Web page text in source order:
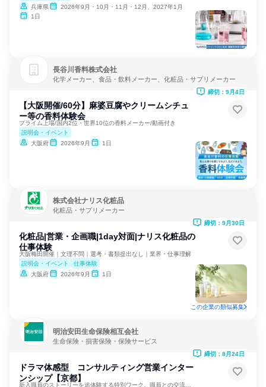
兵庫県
2026年9月・10月・11月・12月、2027年1月
1日
長谷川香料株式会社
化学メーカー、食品・飲料メーカー、化粧品・サプリメーカー
【大阪開催/60分】麻婆豆腐やクリームシチュ
ー等の香料体験会
プライム上場/国内2位・世界10位の香料メーカー/動画付き
説明会・イベント
大阪府
2026年9月 1日
締切：9月4日
株式会社ナリス化粧品
化粧品・サプリメーカー
化粧品|営業・企画職|1day対面|ナリス化粧品の
仕事体験
大阪梅田開催｜文理不問｜選考・書類提出なし｜業界・仕事理解
説明会・イベント
仕事体験
大阪府
2026年9月 1日
締切：9月30日
この企業の類似募集
明治安田生命保険相互会社
生命保険・損害保険・保険サービス
ドラマ体感型 コンサルティング営業インター
ンシップ【京都】
締切：8月24日